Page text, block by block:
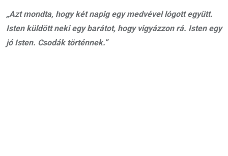
„Azt mondta, hogy két napig egy medvével lógott együtt.
Isten küldött neki egy barátot, hogy vigyázzon rá. Isten egy
jó Isten. Csodák történnek.”